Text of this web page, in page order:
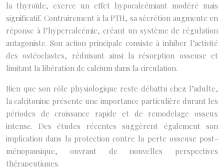
la thyroïde, exerce un effet hypocalcémiant modéré mais
significatif. Contrairement à la PTH, sa sécrétion augmente en
réponse à l’hypercalcémie, créant un système de régulation
antagoniste. Son action principale consiste à inhiber l’activité
des ostéoclastes, réduisant ainsi la résorption osseuse et
limitant la libération de calcium dans la circulation.
Bien que son rôle physiologique reste débattu chez l’adulte,
la calcitonine présente une importance particulière durant les
périodes de croissance rapide et de remodelage osseux
intense. Des études récentes suggèrent également son
implication dans la protection contre la perte osseuse post-
ménopausique, ouvrant de nouvelles perspectives
thérapeutiques.